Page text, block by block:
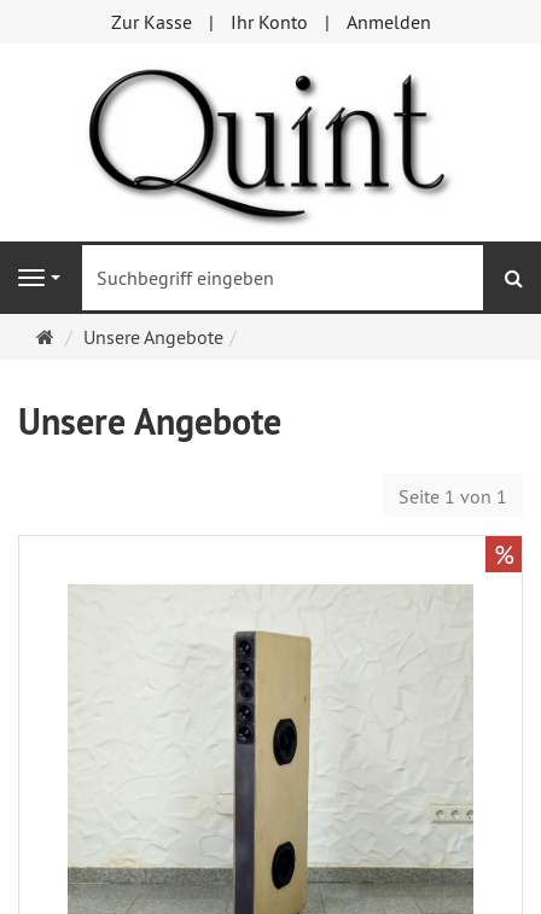
Zur Kasse Ihr Konto Anmelden
Navigation
Startseite
Unsere Angebote
Unsere Angebote
Seite 1 von 1
%